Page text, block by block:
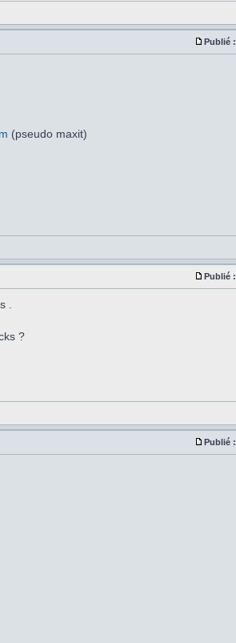
Publié :
(pseudo maxit)
Publié :
.
?
Publié :